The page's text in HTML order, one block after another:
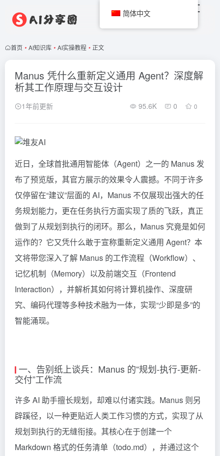
首页 • AI知识库 • AI实操教程 • 正文
Manus 凭什么重新定义通用 Agent？深度解
析其工作原理与交互设计
1年前更新 95.6K 0 0
近日，全球首批通用智能体（Agent）之一的 Manus发
布了预览版，其官方展示的效果令人震撼。不同于许多
仅停留在“建议”层面的 AI，Manus 不仅展现出强大的任
务规划能力，更在任务执行方面实现了质的飞跃，真正
做到了从规划到执行的闭环。那么，Manus 究竟是如何
运作的？它又凭什么敢于宣称重新定义通用 Agent？本
文将带您深入了解 Manus 的工作流程（Workflow）、
记忆机制（Memory）以及前端交互（Frontend
Interaction），并解析其如何将计算机操作、深度研
究、编码代理等多种技术融为一体，实现“少即是多”的
智能涌现。
一、告别纸上谈兵：Manus 的“规划-执行-更新-
交付”工作流
许多 AI 助手擅长规划，却难以付诸实践。Manus 则另
辟蹊径，以一种更贴近人类工作习惯的方式，实现了从
规划到执行的无缝衔接。其核心在于创建一个
Markdown 格式的任务清单（todo.md），并通过这个
简体中文